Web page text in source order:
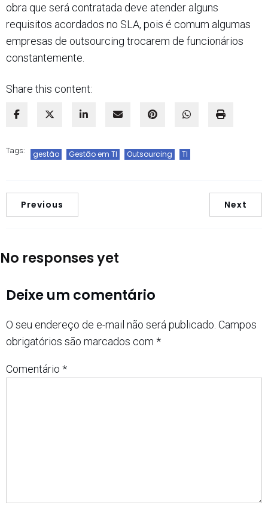
obra que será contratada deve atender alguns
requisitos acordados no SLA, pois é comum algumas
empresas de outsourcing trocarem de funcionários
constantemente.
Share this content:
Tags: gestão Gestão em TI Outsourcing TI
Previous Next
No responses yet
Deixe um comentário
O seu endereço de e-mail não será publicado. Campos
obrigatórios são marcados com *
Comentário *